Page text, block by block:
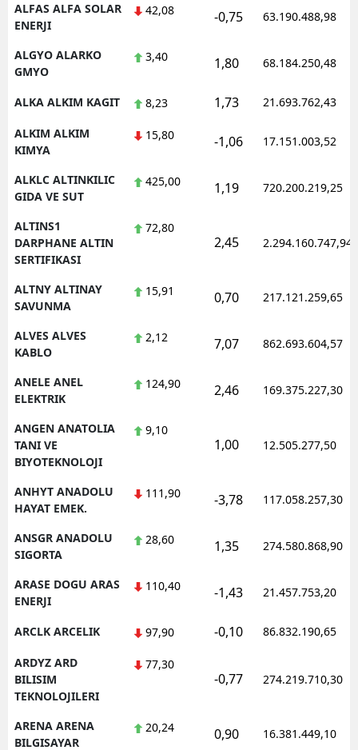
ALFAS ALFA SOLAR
ENERJI
42,08 -0,75 63.190.488,98
ALGYO ALARKO
GMYO
3,40 1,80 68.184.250,48
ALKA ALKIM KAGIT 8,23 1,73 21.693.762,43
ALKIM ALKIM
KIMYA
15,80 -1,06 17.151.003,52
ALKLC ALTINKILIC
GIDA VE SUT
425,00 1,19 720.200.219,25
ALTINS1
DARPHANE ALTIN
SERTIFIKASI
72,80
2,45 2.294.160.747,94
ALTNY ALTINAY
SAVUNMA
15,91 0,70 217.121.259,65
ALVES ALVES
KABLO
2,12 7,07 862.693.604,57
ANELE ANEL
ELEKTRIK
124,90 2,46 169.375.227,30
ANGEN ANATOLIA
TANI VE
BIYOTEKNOLOJI
9,10
1,00 12.505.277,50
ANHYT ANADOLU
HAYAT EMEK.
111,90 -3,78 117.058.257,30
ANSGR ANADOLU
SIGORTA
28,60 1,35 274.580.868,90
ARASE DOGU ARAS
ENERJI
110,40 -1,43 21.457.753,20
ARCLK ARCELIK 97,90 -0,10 86.832.190,65
ARDYZ ARD
BILISIM
TEKNOLOJILERI
77,30
-0,77 274.219.710,30
ARENA ARENA
BILGISAYAR
20,24 0,90 16.381.449,10